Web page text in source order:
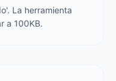
La herramienta
a 100KB.